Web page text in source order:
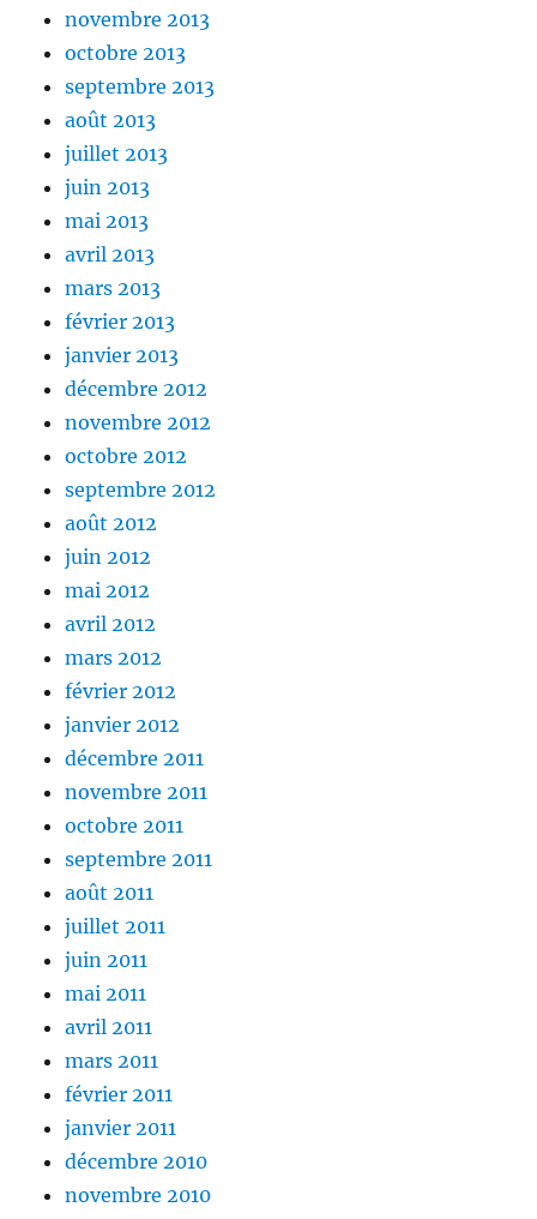
novembre 2013
octobre 2013
septembre 2013
août 2013
juillet 2013
juin 2013
mai 2013
avril 2013
mars 2013
février 2013
janvier 2013
décembre 2012
novembre 2012
octobre 2012
septembre 2012
août 2012
juin 2012
mai 2012
avril 2012
mars 2012
février 2012
janvier 2012
décembre 2011
novembre 2011
octobre 2011
septembre 2011
août 2011
juillet 2011
juin 2011
mai 2011
avril 2011
mars 2011
février 2011
janvier 2011
décembre 2010
novembre 2010